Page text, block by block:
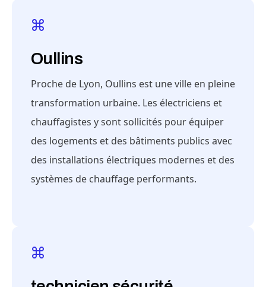
Oullins
Proche de Lyon, Oullins est une ville en pleine
transformation urbaine. Les électriciens et
chauffagistes y sont sollicités pour équiper
des logements et des bâtiments publics avec
des installations électriques modernes et des
systèmes de chauffage performants.